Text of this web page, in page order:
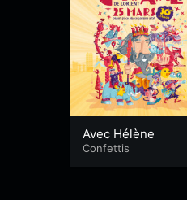
Avec Hélène
Confettis